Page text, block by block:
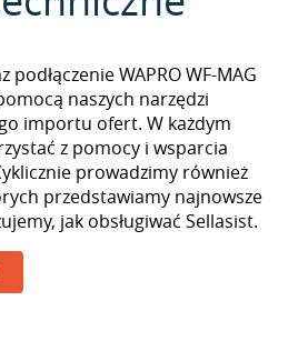
WAPRO WF-MAG
naszych narzędzi
importu ofert. W każdym
z pomocy i wsparcia
prowadzimy również
przedstawiamy najnowsze
jak obsługiwać Sellasist.